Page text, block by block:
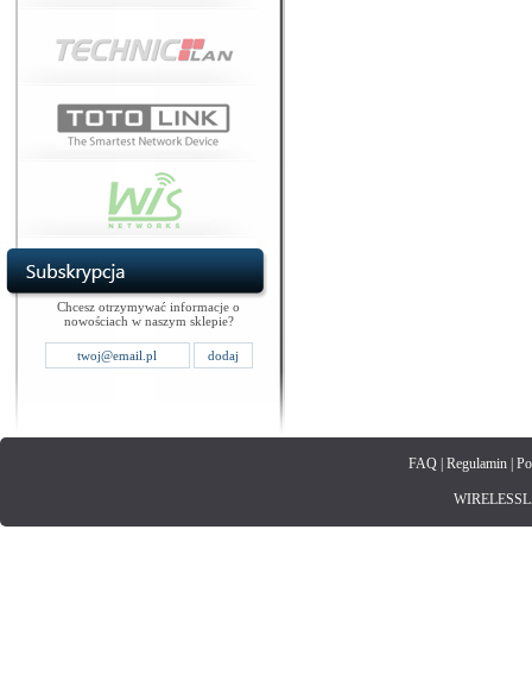
Chcesz otrzymywać informacje o
nowościach w naszym sklepie?
FAQ| Regulamin|